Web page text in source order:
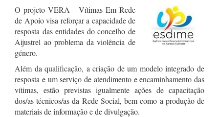
O projeto VERA - Vítimas Em Rede
de Apoio visa reforçar a capacidade de
resposta das entidades do concelho de
Aijustrel ao problema da violência de
género.
Além da qualificação, a criação de um modelo integrado de
resposta e um serviço de atendimento e encaminhamento das
vítimas, estão previstas igualmente ações de capacitação
dos/as técnicos/as da Rede Social, bem como a produção de
materiais de informação e de divulgação.